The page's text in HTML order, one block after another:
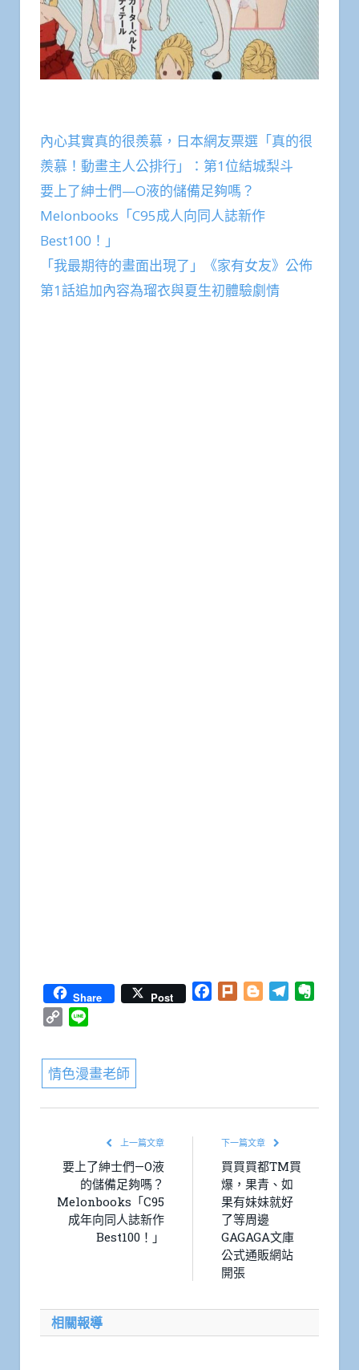
內心其實真的很羨慕，日本網友票選「真的很
羨慕！動畫主人公排行」：第1位結城梨斗
要上了紳士們—O液的儲備足夠嗎？
Melonbooks「C95成人向同人誌新作
Best100！」
「我最期待的畫面出現了」《家有女友》公佈
第1話追加內容為瑠衣與夏生初體驗劇情
Share Post Facebook
Plurk BloggerTelegram
Copy
情色漫畫老師
上一篇文章
要上了紳士們—O液
的儲備足夠嗎？
Melonbooks「C95
成年向同人誌新作
Best100！」
下一篇文章
買買買都TM買
爆，果青、如
果有妹妹就好
了等周邊
GAGAGA文庫
公式通販網站
開張
相關報導